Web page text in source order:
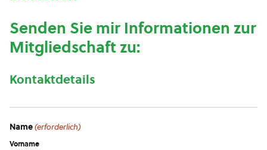
Senden Sie mir Informationen zur
Mitgliedschaft zu:
Kontaktdetails
Name(erforderlich)
Vorname